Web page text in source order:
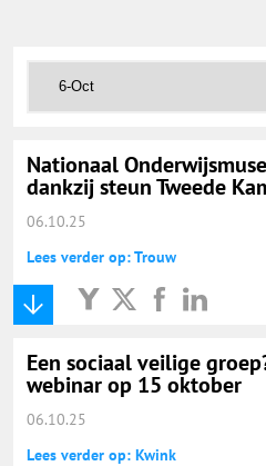
Basisonderwijs
Hoger Onderwijs
ICT
MBO
Speciaal Onderwijs
Voortgezet Onderwijs
Nationaal
dankzij steun Tweede
06.10.25
Lees verder op: Trouw
Een sociaal veilige
webinar op 15 oktober
06.10.25
Lees verder op: Kwink